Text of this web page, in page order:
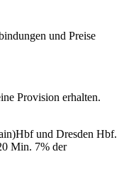
und Preise
Provision erhalten.
und Dresden Hbf.
Min. 7% der